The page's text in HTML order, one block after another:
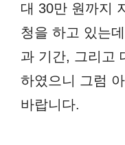
대 30만 원까지
청을 하고 있는
과 기간, 그리고
하였으니 그럼
바랍니다.